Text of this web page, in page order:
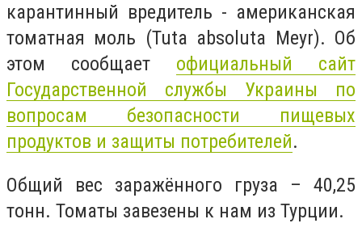
карантинный вредитель - американская
томатная моль (Tuta absoluta Meyr). Об
этом сообщает официальный сайт
Государственной службы Украины по
вопросам безопасности пищевых
продуктов и защиты потребителей.
Общий вес заражённого груза – 40,25
тонн. Томаты завезены к нам из Турции.